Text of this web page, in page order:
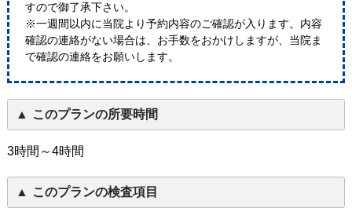
すので御了承下さい。
※一週間以内に当院より予約内容のご確認が入ります。内容
確認の連絡がない場合は、お手数をおかけしますが、当院ま
で確認の連絡をお願いします。
このプランの所要時間
3時間～4時間
このプランの検査項目